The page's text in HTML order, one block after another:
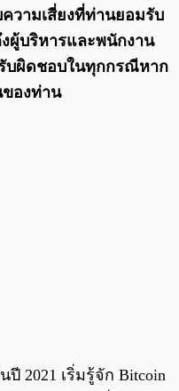
วามเสี่ยงที่ท่านยอมรับ
ผู้บริหารและพนักงาน
บผิดชอบในทุกกรณีหาก
ของท่าน
2021 เริ่มรู้จัก Bitcoin